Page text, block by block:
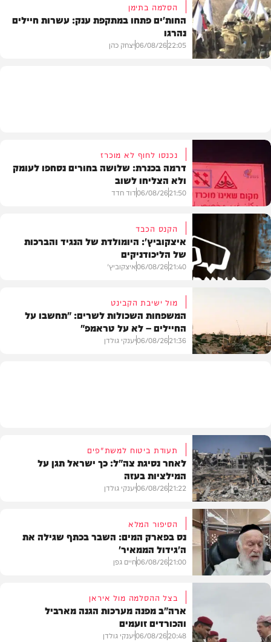
צבא וביטחון
הסלמה בתימן
החות'ים פתחו במתקפת ענק: עשרות חיילים
נהרגו
22:05
06/08/26יצחק כהן
בארץ
נכנסו לחוף לא מוכרז
דרמה בכנרת: שלושה בחורים נסחפו לעומק
ולא הצליחו לשוב
21:50
06/08/26דוד חדד
חדשות
הקנס הכבד
איצקוביץ': היומולדת של הנגיד והברכות
של הליכודניקים
21:40
06/08/26איצקוביץ'
מול ישיבת הקבינט
המשפחות השכולות לשרים: "תחשבו על
החיילים – לא על טראמפ"
21:36
06/08/26יענקי גולדן
צבא וביטחון
תעודת ביטוח למשת"פים
לאחר נסיגת צה"ל: כך ישראל תגן על
המילציות בעזה
21:22
06/08/26יענקי גולדן
הסיפור המלא
נס בפארק המים: השבר בכתף שגילה את
ה'גידול הממאיר'
21:00
06/08/26חיים גפן
בצל ההסלמה מול איראן
ארה"ב מפנה מערכות הגנה מארביל
והכורדים זועמים
20:48
06/08/26יענקי גולדן